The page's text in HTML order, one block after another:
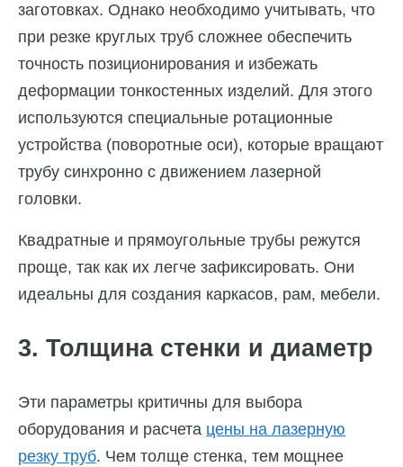
заготовках. Однако необходимо учитывать, что
при резке круглых труб сложнее обеспечить
точность позиционирования и избежать
деформации тонкостенных изделий. Для этого
используются специальные ротационные
устройства (поворотные оси), которые вращают
трубу синхронно с движением лазерной
головки.
Квадратные и прямоугольные трубы режутся
проще, так как их легче зафиксировать. Они
идеальны для создания каркасов, рам, мебели.
3. Толщина стенки и диаметр
Эти параметры критичны для выбора
оборудования и расчета цены на лазерную
резку труб. Чем толще стенка, тем мощнее